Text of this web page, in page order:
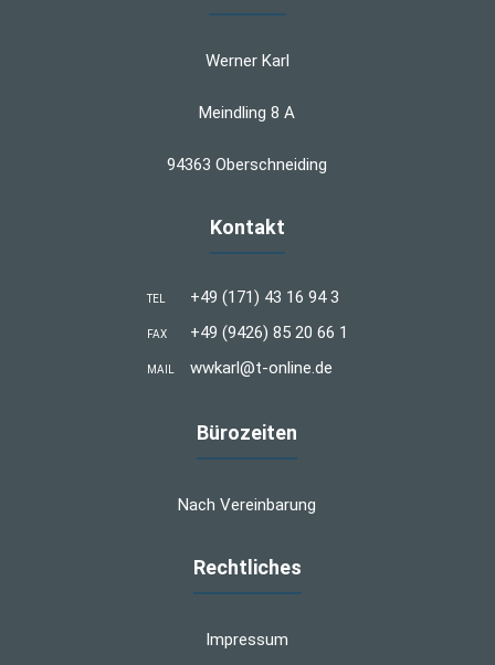
Werner Karl
Meindling 8 A
94363 Oberschneiding
Kontakt
TEL +49 (171) 43 16 94 3
FAX +49 (9426) 85 20 66 1
MAIL wwkarl@t-online.de
Bürozeiten
Nach Vereinbarung
Rechtliches
Impressum